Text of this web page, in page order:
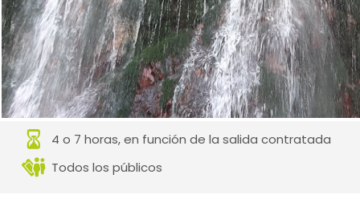
4 o 7 horas, en función de la salida contratada
Todos los públicos